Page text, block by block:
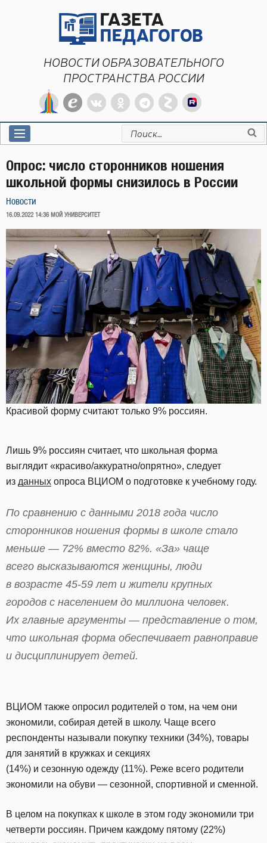
НОВОСТИ ОБРАЗОВАТЕЛЬНОГО
ПРОСТРАНСТВА РОССИИ
Искать:
Опрос: число сторонников ношения
школьной формы снизилось в России
Новости
ОПУБЛИКОВАНО
16.09.2022 14:36 МОЙ УНИВЕРСИТЕТ
Красивой форму считают только 9% россиян.
Лишь 9% россиян считает, что школьная форма
выглядит «красиво/аккуратно/опрятно», следует
из данных опроса ВЦИОМ о подготовке к учебному году.
По сравнению с данными 2018 года число
сторонников ношения формы в школе стало
меньше — 72% вместо 82%. «За» чаще
всего высказываются женщины, люди
в возрасте 45-59 лет и жители крупных
городов с населением до миллиона человек.
Их главные аргументы — представление о том,
что школьная форма обеспечивает равноправие
и дисциплинирует детей.
ВЦИОМ также опросил родителей о том, на чем они
экономили, собирая детей в школу. Чаще всего
респонденты называли покупку техники (34%), товары
для занятий в кружках и секциях
(14%) и сезонную одежду (11%). Реже всего родители
экономили на обуви — сезонной, спортивной и сменной.
В целом на покупках к школе в этом году экономили три
четверти россиян. Причем каждому пятому (22%)